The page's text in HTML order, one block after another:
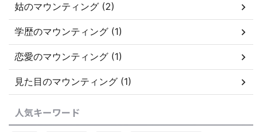
姑のマウンティング (2)
学歴のマウンティング (1)
恋愛のマウンティング (1)
見た目のマウンティング (1)
人気キーワード